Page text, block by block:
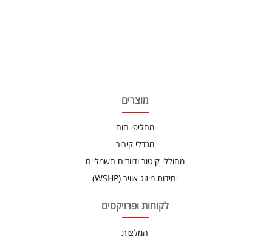
מוצרים
מחליפי חום
מגדלי קירור
מחוללי קיטור ודוודים חשמליים
יחידות מיזוג אוויר (WSHP)
לקוחות ופרויקטים
המלצות